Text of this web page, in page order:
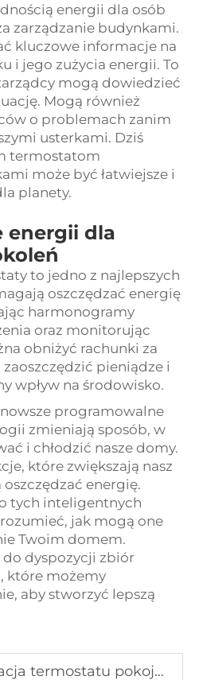
energii dla osób
zarządzanie budynkami.
kluczowe informacje na
i jego zużycia energii. To
mogą dowiedzieć
Mogą również
o problemach zanim
usterkami. Dziś
termostatom
może być łatwiejsze i
planety.
energii dla
to jedno z najlepszych
oszczędzać energię
harmonogramy
oraz monitorując
obniżyć rachunki za
pieniądze i
wpływ na środowisko.
programowalne
zmieniają sposób, w
i chłodzić nasze domy.
które zwiększają nasz
energię.
tych inteligentnych
jak mogą one
Twoim domem.
do dyspozycji zbiór
które możemy
aby stworzyć lepszą
pokojowego w projektach grzewczych z wieloma strefami